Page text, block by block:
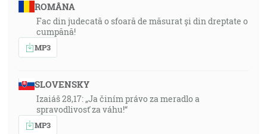
ROMÂNA
Fac din judecată o sfoară de măsurat și din dreptate o
cumpănă!
MP3
SLOVENSKY
Izaiáš 28,17: „Ja činím právo za meradlo a
spravodlivosť za váhu!“
MP3